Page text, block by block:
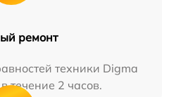
ремонт
техники Digma
течение 2 часов.